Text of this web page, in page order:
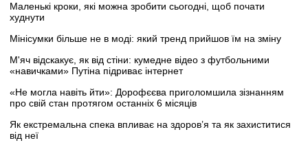
Маленькі кроки, які можна зробити сьогодні, щоб почати
худнути
Мінісумки більше не в моді: який тренд прийшов їм на зміну
М'яч відскакує, як від стіни: кумедне відео з футбольними
«навичками» Путіна підриває інтернет
«Не могла навіть йти»: Дорофєєва приголомшила зізнанням
про свій стан протягом останніх 6 місяців
Як екстремальна спека впливає на здоров’я та як захиститися
від неї